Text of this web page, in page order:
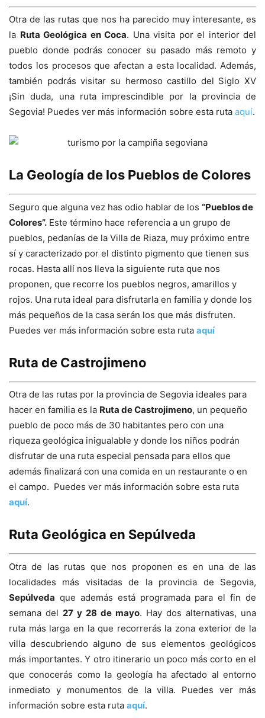
Otra de las rutas que nos ha parecido muy interesante, es
la Ruta Geológica en Coca. Una visita por el interior del
pueblo donde podrás conocer su pasado más remoto y
todos los procesos que afectan a esta localidad. Además,
también podrás visitar su hermoso castillo del Siglo XV
¡Sin duda, una ruta imprescindible por la provincia de
Segovia! Puedes ver más información sobre esta ruta aquí.
La Geología de los Pueblos de Colores
Seguro que alguna vez has odio hablar de los “Pueblos de
Colores”. Este término hace referencia a un grupo de
pueblos, pedanías de la Villa de Riaza, muy próximo entre
sí y caracterizado por el distinto pigmento que tienen sus
rocas. Hasta allí nos lleva la siguiente ruta que nos
proponen, que recorre los pueblos negros, amarillos y
rojos. Una ruta ideal para disfrutarla en familia y donde los
más pequeños de la casa serán los que más disfruten.
Puedes ver más información sobre esta ruta aquí
Ruta de Castrojimeno
Otra de las rutas por la provincia de Segovia ideales para
hacer en familia es la Ruta de Castrojimeno, un pequeño
pueblo de poco más de 30 habitantes pero con una
riqueza geológica inigualable y donde los niños podrán
disfrutar de una ruta especial pensada para ellos que
además finalizará con una comida en un restaurante o en
el campo. Puedes ver más información sobre esta ruta
aquí.
Ruta Geológica en Sepúlveda
Otra de las rutas que nos proponen es en una de las
localidades más visitadas de la provincia de Segovia,
Sepúlveda que además está programada para el fin de
semana del 27 y 28 de mayo. Hay dos alternativas, una
ruta más larga en la que recorrerás la zona exterior de la
villa descubriendo alguno de sus elementos geológicos
más importantes. Y otro itinerario un poco más corto en el
que conocerás como la geología ha afectado al entorno
inmediato y monumentos de la villa. Puedes ver más
información sobre esta ruta aquí.